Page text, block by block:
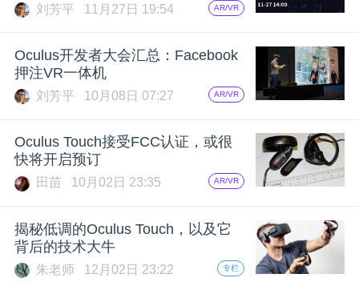
动
中
心
GAIR
刘芳平 11月27日 19:54 AR/VR
Oculus开发者大会汇总：Facebook
押注VR一体机
刘芳平 10月08日 07:27 AR/VR
Oculus Touch接受FCC认证，或很
快将开启预订
田苗 10月02日 23:35 AR/VR
揭秘低调的Oculus Touch，以及它
背后的技术大牛
朱老师 12月02日 23:22 专栏